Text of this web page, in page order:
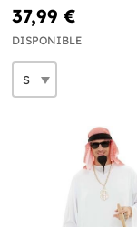
37,99 €
DISPONIBLE